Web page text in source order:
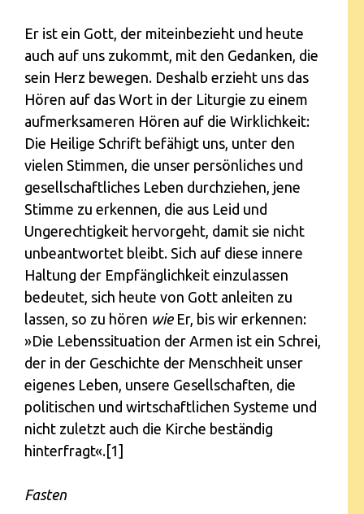
Er ist ein Gott, der miteinbezieht und heute
auch auf uns zukommt, mit den Gedanken, die
sein Herz bewegen. Deshalb erzieht uns das
Hören auf das Wort in der Liturgie zu einem
aufmerksameren Hören auf die Wirklichkeit:
Die Heilige Schrift befähigt uns, unter den
vielen Stimmen, die unser persönliches und
gesellschaftliches Leben durchziehen, jene
Stimme zu erkennen, die aus Leid und
Ungerechtigkeit hervorgeht, damit sie nicht
unbeantwortet bleibt. Sich auf diese innere
Haltung der Empfänglichkeit einzulassen
bedeutet, sich heute von Gott anleiten zu
lassen, so zu hören wie Er, bis wir erkennen:
»Die Lebenssituation der Armen ist ein Schrei,
der in der Geschichte der Menschheit unser
eigenes Leben, unsere Gesellschaften, die
politischen und wirtschaftlichen Systeme und
nicht zuletzt auch die Kirche beständig
hinterfragt«.[1]
Fasten